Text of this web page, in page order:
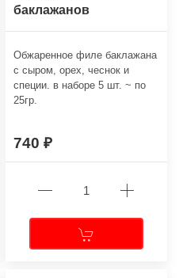
баклажанов
Обжаренное филе баклажана
с сыром, орех, чеснок и
специи. в наборе 5 шт. ~ по
25гр.
740